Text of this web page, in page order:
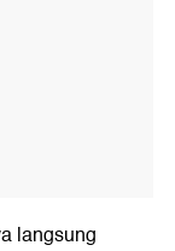
langsung